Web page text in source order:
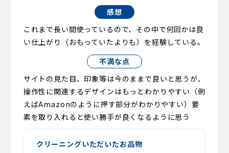
感想
これまで長い間使っているので、その中で何回かは良
い仕上がり（おもっていたよりも）を経験している。
不満な点
サイトの見た目、印象等は今のままで良いと思うが、
操作性に関連するデザインはもっとわかりやすい（例
えばAmazonのように押す部分がわかりやすい）要
素を取り入れると使い勝手が良くなるように思う
クリーニングいただいたお品物